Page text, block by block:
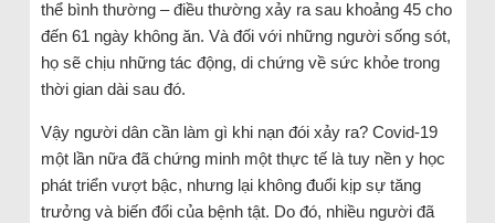
thể bình thường – điều thường xảy ra sau khoảng 45 cho
đến 61 ngày không ăn. Và đối với những người sống sót,
họ sẽ chịu những tác động, di chứng về sức khỏe trong
thời gian dài sau đó.
Vậy người dân cần làm gì khi nạn đói xảy ra? Covid-19
một lần nữa đã chứng minh một thực tế là tuy nền y học
phát triển vượt bậc, nhưng lại không đuổi kịp sự tăng
trưởng và biến đổi của bệnh tật. Do đó, nhiều người đã